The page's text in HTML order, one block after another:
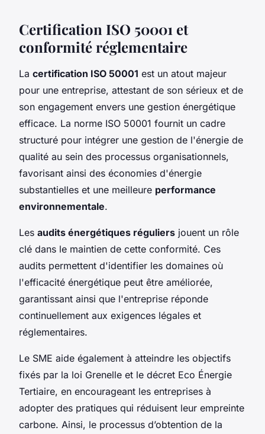
Certification ISO 50001 et
conformité réglementaire
La certification ISO 50001 est un atout majeur
pour une entreprise, attestant de son sérieux et de
son engagement envers une gestion énergétique
efficace. La norme ISO 50001 fournit un cadre
structuré pour intégrer une gestion de l'énergie de
qualité au sein des processus organisationnels,
favorisant ainsi des économies d'énergie
substantielles et une meilleure performance
environnementale.
Les audits énergétiques réguliers jouent un rôle
clé dans le maintien de cette conformité. Ces
audits permettent d'identifier les domaines où
l'efficacité énergétique peut être améliorée,
garantissant ainsi que l'entreprise réponde
continuellement aux exigences légales et
réglementaires.
Le SME aide également à atteindre les objectifs
fixés par la loi Grenelle et le décret Eco Énergie
Tertiaire, en encourageant les entreprises à
adopter des pratiques qui réduisent leur empreinte
carbone. Ainsi, le processus d’obtention de la